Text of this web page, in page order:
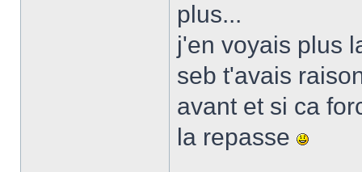
plus...
j'en voyais plus
seb t'avais
avant et si ca
la repasse